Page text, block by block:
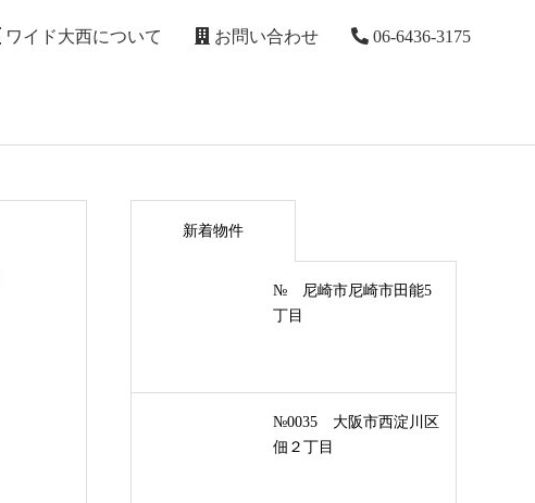
ワイド大西について お問い合わせ 06-6436-3175
新着物件
№ 尼崎市尼崎市田能5
丁目
№0035 大阪市西淀川区
佃２丁目